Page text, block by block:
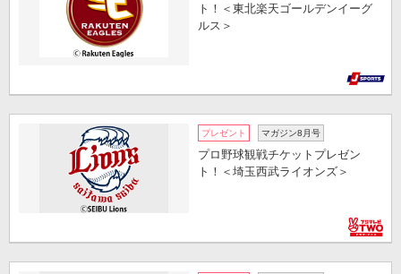
ト！＜東北楽天ゴールデンイーグ
ルス＞
プレゼント マガジン8月号
プロ野球観戦チケットプレゼン
ト！＜埼玉西武ライオンズ＞